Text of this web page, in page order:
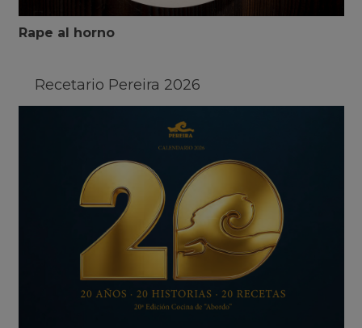
Rape al horno
Recetario Pereira 2026